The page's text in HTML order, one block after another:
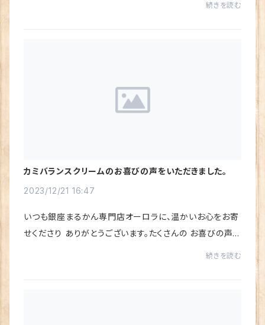
続きを読む
カミバランスクリームのお喜びの声をいただきました。
2023/12/21 16:47
いつも銀座まるかん専門店オーロラに、温かいお心をお寄
せくださり ありがとうございます。たくさんの お喜びの声を
続きを読む